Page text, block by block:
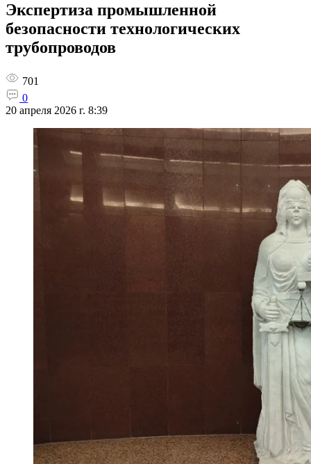
Экспертиза промышленной
безопасности технологических
трубопроводов
701
0
20 апреля 2026 г. 8:39